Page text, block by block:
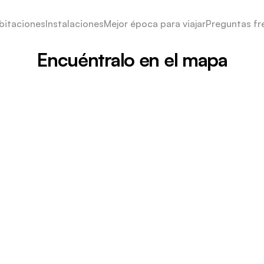
InstalacionesMejor época para viajarPreguntas
Encuéntralo en el mapa